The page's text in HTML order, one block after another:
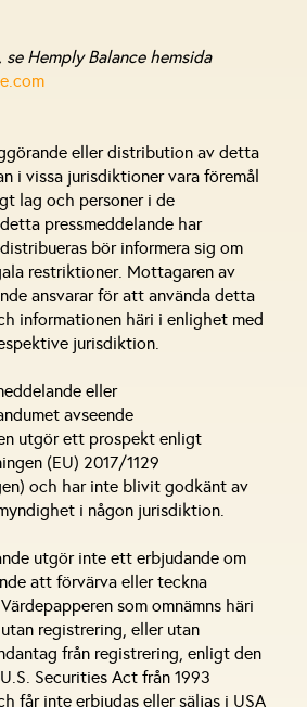
Hemply Balance hemsida
eller distribution av detta
i vissa jurisdiktioner vara föremål
lag och personer i de
pressmeddelande har
bör informera sig om
restriktioner. Mottagaren av
ansvarar för att använda detta
informationen häri i enlighet med
jurisdiktion.
eller
avseende
utgör ett prospekt enligt
(EU) 2017/1129
och har inte blivit godkänt av
i någon jurisdiktion.
utgör inte ett erbjudande om
att förvärva eller teckna
som omnämns häri
registrering, eller utan
från registrering, enligt den
Securities Act från 1993
får inte erbjudas eller säljas i USA